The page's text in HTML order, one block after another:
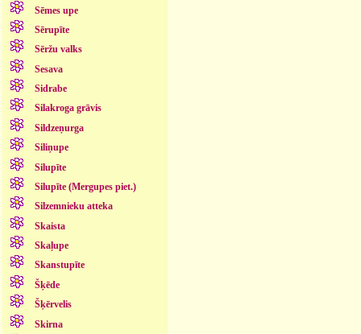
Sēmes upe
Sērupīte
Sēržu valks
Sesava
Sidrabe
Silakroga grāvis
Sildzeņurga
Siliņupe
Silupīte
Silupīte (Mergupes piet.)
Silzemnieku atteka
Skaista
Skaļupe
Skanstupīte
Šķēde
Šķērvelis
Skirna